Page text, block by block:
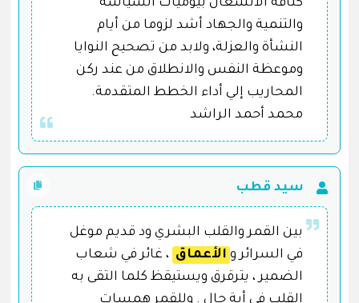
كثافة الانشغال بيوميات السياسة
والتنمية والجهاد أشد لزوما من أيام
النشأة والعزلة، ولابد من تصحيح النوايا
وموعظة النفس والانطلاق من عند ركن
المحاريب إلي أداء الخطط المتقدمة.
محمد أحمد الراشد
سيد قطب
بين القمر والقلب البشري ود قديم موغل
في السرائر و الأعماق ، غائر في شعاب
الضمير ، يترقرق ويستيقظ كلما التقى به
القلب في أية حال . وللقمر همسات